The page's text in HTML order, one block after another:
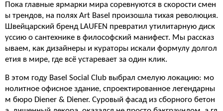
Пока главные ярмарки мира соревнуются в скорости смен
ы трендов, на полях Art Basel произошла тихая революция.
Швейцарский бренд LAUFEN превратил утилитарную диск
уссию о сантехнике в философский манифест. Мы рассказ
ываем, как дизайнеры и кураторы искали формулу долгол
етия в мире, где всё устаревает за один клик.
В этом году Basel Social Club выбрал смелую локацию: мо
нолитное офисное здание, спроектированное легендарны
м бюро Diener & Diener. Суровый фасад из сборного бетон